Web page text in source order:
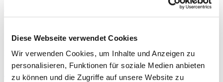
Diese Webseite verwendet Cookies
Wir verwenden Cookies, um Inhalte und Anzeigen zu
personalisieren, Funktionen für soziale Medien anbieten
zu können und die Zugriffe auf unsere Website zu
Fachabteilungen
Leistungen & Service